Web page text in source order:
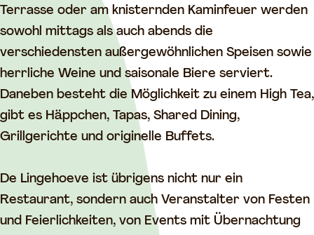
Terrasse oder am knisternden Kaminfeuer werden
sowohl mittags als auch abends die
verschiedensten außergewöhnlichen Speisen sowie
herrliche Weine und saisonale Biere serviert.
Daneben besteht die Möglichkeit zu einem High Tea,
gibt es Häppchen, Tapas, Shared Dining,
Grillgerichte und originelle Buffets.
De Lingehoeve ist übrigens nicht nur ein
Restaurant, sondern auch Veranstalter von Festen
und Feierlichkeiten, von Events mit Übernachtung
g
e
h
o
e
v
e
n
g
e
h
o
e
v
i
n
g
e
h
o
e
e
g
e
h
o
e
v
e